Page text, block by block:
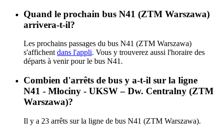
Quand le prochain bus N41 (ZTM Warszawa)
arrivera-t-il?
Les prochains passages du bus N41 (ZTM Warszawa)
s'affichentdans l'appli. Vous y trouverez aussi l'horaire des
départs à venir pour le bus N41.
Combien d'arrêts de bus y a-t-il sur la ligne
N41 - Młociny - UKSW – Dw. Centralny (ZTM
Warszawa)?
Il y a 23 arrêts sur la ligne de bus N41 (ZTM Warszawa).